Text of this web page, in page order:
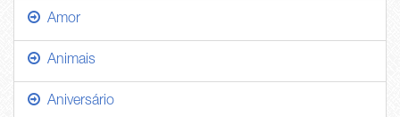
Amor
Animais
Aniversário